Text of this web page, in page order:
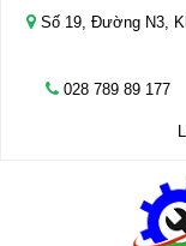
Số 19, Đường N3,
028 789 89